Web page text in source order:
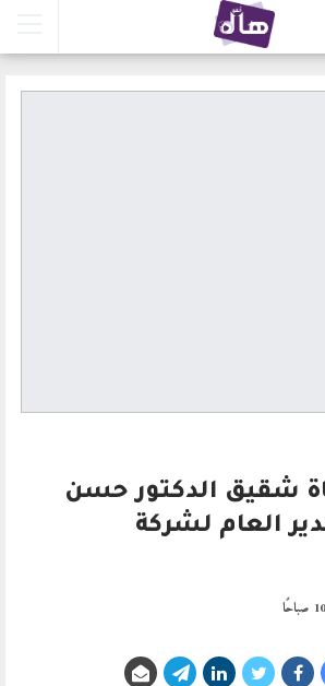
شقيق الدكتور حسن
العام لشركة